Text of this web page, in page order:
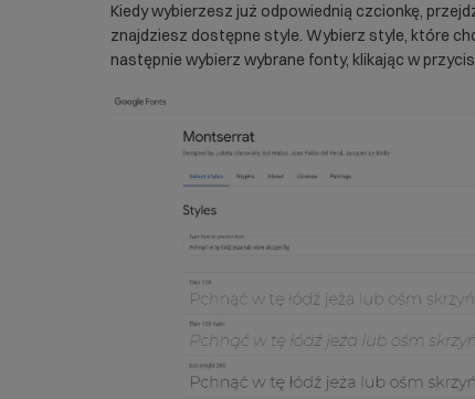
Kiedy wybierzesz już odpowiednią czcionkę,
znajdziesz dostępne style. Wybierz style, które
następnie wybierz wybrane fonty, klikając w